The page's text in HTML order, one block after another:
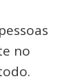
no